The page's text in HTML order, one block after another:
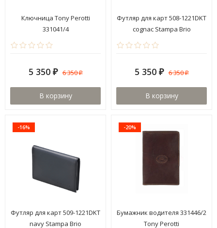
Ключница Tony Perotti
331041/4
5 350 ₽ 6 350₽
В корзину
Футляр для карт 508-1221DKT
cognac Stampa Brio
5 350 ₽ 6 350₽
В корзину
-16%
Футляр для карт 509-1221DKT
navy Stampa Brio
-20%
Бумажник водителя 331446/2
Tony Perotti